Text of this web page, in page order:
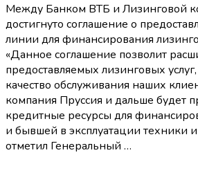
Между Банком ВТБ и Лизинговой
достигнуто соглашение о
линии для финансирования
«Данное соглашение позволит
предоставляемых лизинговых
качество обслуживания наших
компания Пруссия и дальше будет
кредитные ресурсы для
и бывшей в эксплуатации техники
отметил Генеральный …